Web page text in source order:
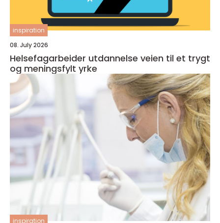
inspiration
08. July 2026
Helsefagarbeider utdannelse veien til et trygt
og meningsfylt yrke
inspiration